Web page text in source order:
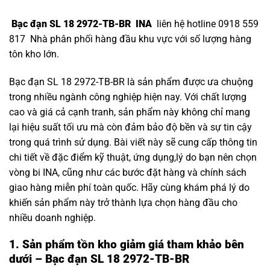
Bạc đạn SL 18 2972-TB-BR INA liên hệ hotline 0918 559
817 Nhà phân phối hàng đầu khu vực với số lượng hàng
tôn kho lớn.
Bạc đạn SL 18 2972-TB-BR là sản phẩm được ưa chuộng
trong nhiều ngành công nghiệp hiện nay. Với chất lượng
cao và giá cả cạnh tranh, sản phẩm này không chỉ mang
lại hiệu suất tối ưu mà còn đảm bảo độ bền và sự tin cậy
trong quá trình sử dụng. Bài viết này sẽ cung cấp thông tin
chi tiết về đặc điểm kỹ thuật, ứng dụng,lý do bạn nên chọn
vòng bi INA, cũng như các bước đặt hàng và chính sách
giao hàng miễn phí toàn quốc. Hãy cùng khám phá lý do
khiến sản phẩm này trở thành lựa chọn hàng đầu cho
nhiều doanh nghiệp.
1. Sản phẩm tồn kho giảm giá tham khảo bên
dưới – Bạc đạn SL 18 2972-TB-BR